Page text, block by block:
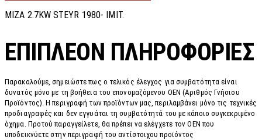
MIZA 2.7KW STEYR 1980- IMIT.
ΕΠΙΠΛΈΟΝ ΠΛΗΡΟΦΟΡΊΕΣ
Παρακαλούμε, σημειώστε πως ο τελικός έλεγχος για συμβατότητα είναι
δυνατός μόνο με τη βοήθεια του επονομαζόμενου OEN (Αριθμός Γνήσιου
Προϊόντος). Η περιγραφή των προϊόντων μας, περιλαμβάνει μόνο τις τεχνικές
προδιαγραφές και δεν εγγυάται τη συμβατότητά του με κάποιο συγκεκριμένο
όχημα. Προτού παραγγείλετε, θα πρέπει να ελέγχετε τον OEN που
υποδεικνύετε στην περιγραφή του αντίστοιχου προϊόντος